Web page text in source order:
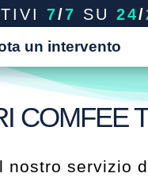
7/7 SU 24/
un intervento
COMFEE
nostro servizio